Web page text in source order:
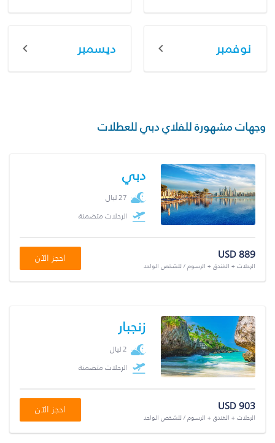
نوفمبر ديسمبر
وجهات مشهورة للفلاي دبي للعطلات
دبي
27 ليال
الرحلات متضمنة
USD 889
الرحلات + الفندق + الرسوم / للشخص الواحد
احجز الآن
زنجبار
2 ليال
الرحلات متضمنة
USD 903
الرحلات + الفندق + الرسوم / للشخص الواحد
احجز الآن